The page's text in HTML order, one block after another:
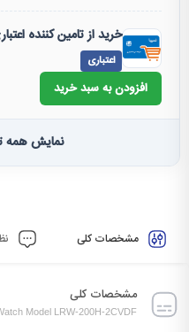
خرید از تامین کننده
اعتباری
افزودن به سبد خرید
نمایش همه
مشخصات کلی
مشخصات کلی
Model LRW-200H-2CVDF